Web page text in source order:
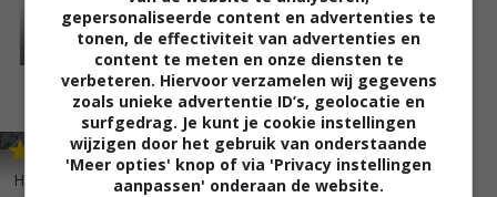
House of Sand and Fog (2003)
gepersonaliseerde content en advertenties te
tonen, de effectiviteit van advertenties en
content te meten en onze diensten te
verbeteren. Hiervoor verzamelen wij gegevens
zoals unieke advertentie ID’s, geolocatie en
surfgedrag. Je kunt je cookie instellingen
wijzigen door het gebruik van onderstaande
'Meer opties' knop of via 'Privacy instellingen
aanpassen' onderaan de website.